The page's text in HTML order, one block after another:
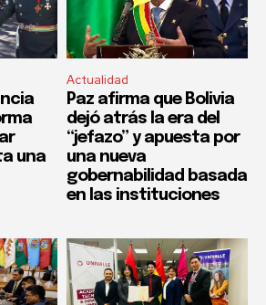
una
Actualidad
Paz afirma que Bolivia
dejó atrás la era del
“jefazo” y apuesta por
una nueva
gobernabilidad basada
en las instituciones